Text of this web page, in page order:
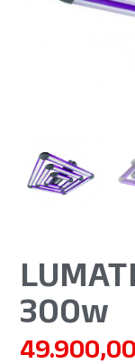
300w
49.900,00